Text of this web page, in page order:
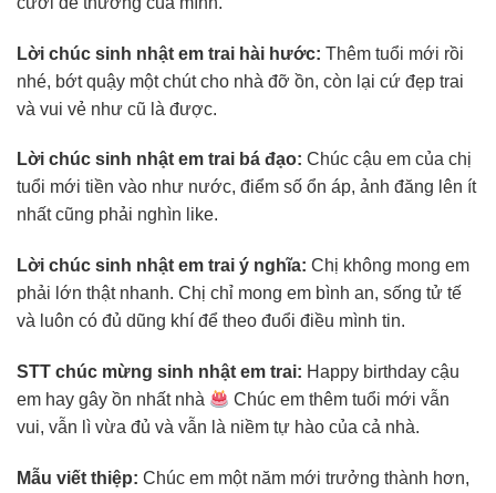
Lời chúc sinh nhật em trai hài hước: Thêm tuổi mới rồi
nhé, bớt quậy một chút cho nhà đỡ ồn, còn lại cứ đẹp trai
và vui vẻ như cũ là được.
Lời chúc sinh nhật em trai bá đạo: Chúc cậu em của chị
tuổi mới tiền vào như nước, điểm số ổn áp, ảnh đăng lên ít
nhất cũng phải nghìn like.
Lời chúc sinh nhật em trai ý nghĩa: Chị không mong em
phải lớn thật nhanh. Chị chỉ mong em bình an, sống tử tế
và luôn có đủ dũng khí để theo đuổi điều mình tin.
STT chúc mừng sinh nhật em trai: Happy birthday cậu
em hay gây ồn nhất nhà
Chúc em thêm tuổi mới vẫn
vui, vẫn lì vừa đủ và vẫn là niềm tự hào của cả nhà.
Mẫu viết thiệp: Chúc em một năm mới trưởng thành hơn,